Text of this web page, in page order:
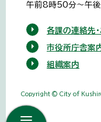
午前8時50分～午後
各課の連絡先
市役所庁舎案
組織案内
Copyright © City of